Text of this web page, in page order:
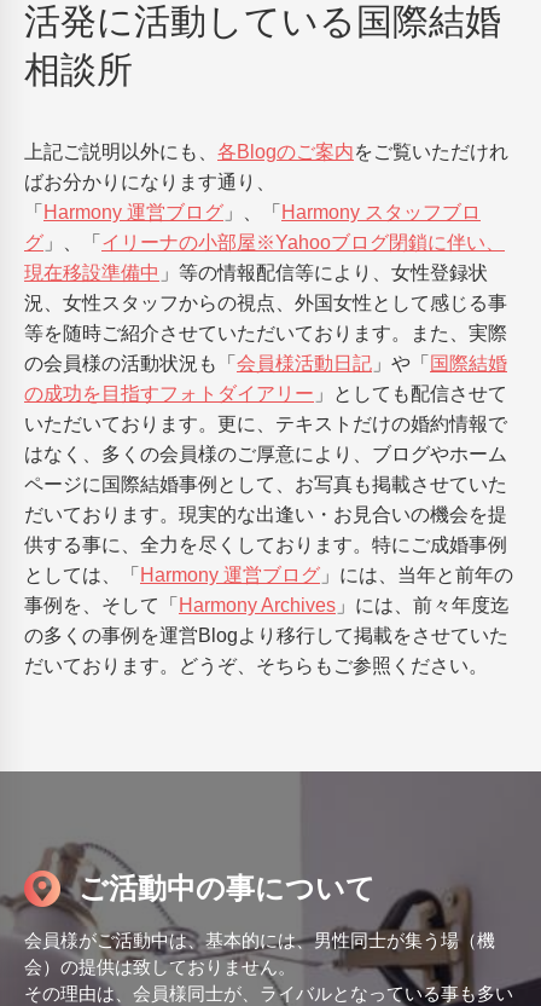
活発に活動している国際結婚
相談所
上記ご説明以外にも、 各Blogのご案内をご覧いただけれ
ばお分かりになります通り、
「 Harmony 運営ブログ 」、「 Harmony スタッフブロ
グ 」、「 イリーナの小部屋※Yahooブログ閉鎖に伴い、
現在移設準備中 」等の情報配信等により、女性登録状
況、女性スタッフからの視点、外国女性として感じる事
等を随時ご紹介させていただいております。また、実際
の会員様の活動状況も「 会員様活動日記 」や「 国際結婚
の成功を目指すフォトダイアリー 」としても配信させて
いただいております。更に、テキストだけの婚約情報で
はなく、多くの会員様のご厚意により、ブログやホーム
ページに国際結婚事例として、お写真も掲載させていた
だいております。現実的な出逢い・お見合いの機会を提
供する事に、全力を尽くしております。特にご成婚事例
としては、「 Harmony 運営ブログ 」には、当年と前年の
事例を、そして「 Harmony Archives 」には、前々年度迄
の多くの事例を運営Blogより移行して掲載をさせていた
だいております。どうぞ、そちらもご参照ください。
ご活動中の事について
会員様がご活動中は、基本的には、男性同士が集う場（機
会）の提供は致しておりません。
その理由は、会員様同士が、ライバルとなっている事も多い